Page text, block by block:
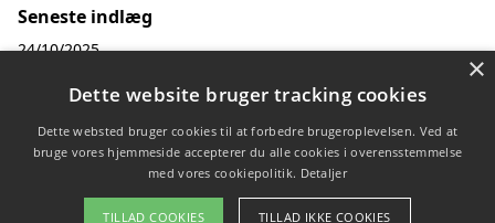
Seneste indlæg
biopejs og praktiske plastikkasser til opbevaring
24/10/2025
Copyright 2026 - Pilanto Aps
×
Dette website bruger tracking cookies
Dette websted bruger cookies til at forbedre brugeroplevelsen. Ved at
bruge vores hjemmeside accepterer du alle cookies i overensstemmelse
med vores cookiepolitik. Detaljer
TILLAD COOKIES TILLAD IKKE COOKIES